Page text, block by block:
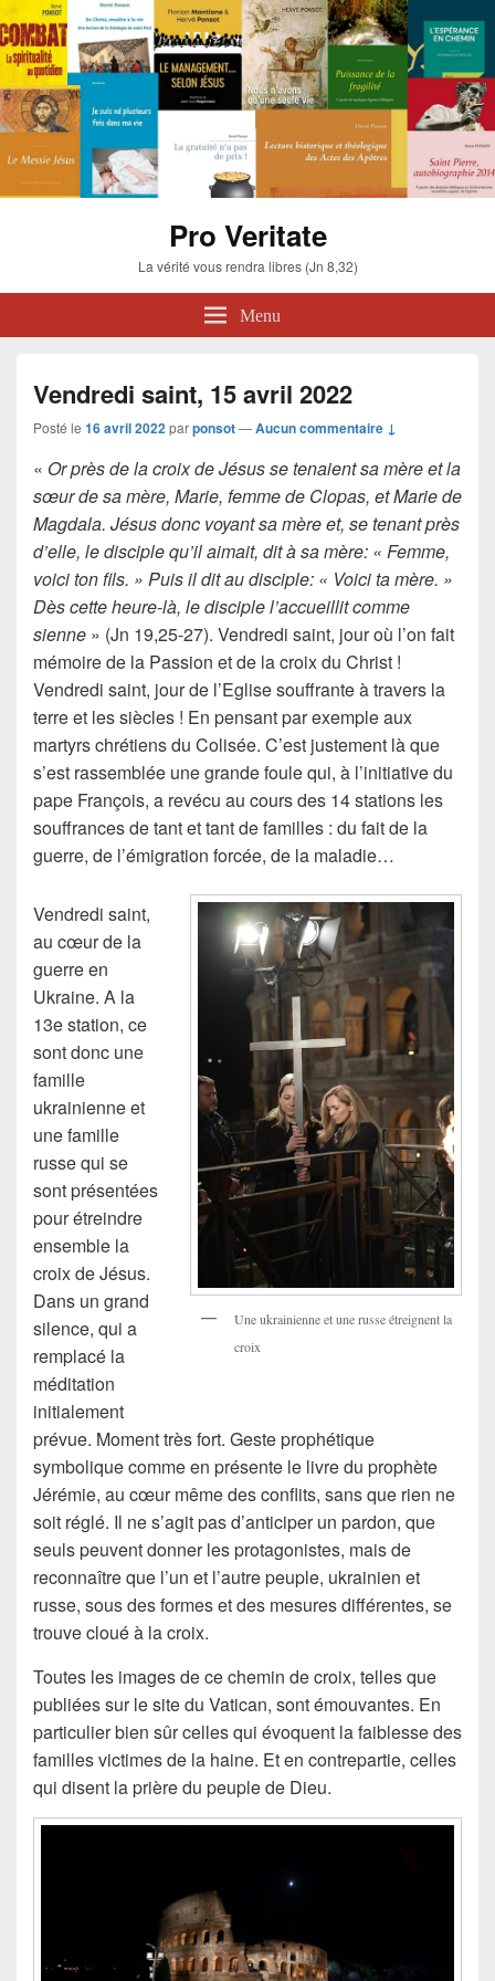
Pro Veritate
La vérité vous rendra libres (Jn 8,32)
Menu
Vendredi saint, 15 avril 2022
Posté le 16 avril 2022parponsot—Aucun commentaire ↓
« Or près de la croix de Jésus se tenaient sa mère et la
sœur de sa mère, Marie, femme de Clopas, et Marie de
Magdala. Jésus donc voyant sa mère et, se tenant près
d’elle, le disciple qu’il aimait, dit à sa mère: « Femme,
voici ton fils. » Puis il dit au disciple: « Voici ta mère. »
Dès cette heure-là, le disciple l’accueillit comme
sienne » (Jn 19,25-27). Vendredi saint, jour où l’on fait
mémoire de la Passion et de la croix du Christ !
Vendredi saint, jour de l’Eglise souffrante à travers la
terre et les siècles ! En pensant par exemple aux
martyrs chrétiens du Colisée. C’est justement là que
s’est rassemblée une grande foule qui, à l’initiative du
pape François, a revécu au cours des 14 stations les
souffrances de tant et tant de familles : du fait de la
guerre, de l’émigration forcée, de la maladie…
Une ukrainienne et une russe étreignent la
croix
Vendredi saint,
au cœur de la
guerre en
Ukraine. A la
13e station, ce
sont donc une
famille
ukrainienne et
une famille
russe qui se
sont présentées
pour étreindre
ensemble la
croix de Jésus.
Dans un grand
silence, qui a
remplacé la
méditation
initialement
prévue. Moment très fort. Geste prophétique
symbolique comme en présente le livre du prophète
Jérémie, au cœur même des conflits, sans que rien ne
soit réglé. Il ne s’agit pas d’anticiper un pardon, que
seuls peuvent donner les protagonistes, mais de
reconnaître que l’un et l’autre peuple, ukrainien et
russe, sous des formes et des mesures différentes, se
trouve cloué à la croix.
Toutes les images de ce chemin de croix, telles que
publiées sur le site du Vatican, sont émouvantes. En
particulier bien sûr celles qui évoquent la faiblesse des
familles victimes de la haine. Et en contrepartie, celles
qui disent la prière du peuple de Dieu.